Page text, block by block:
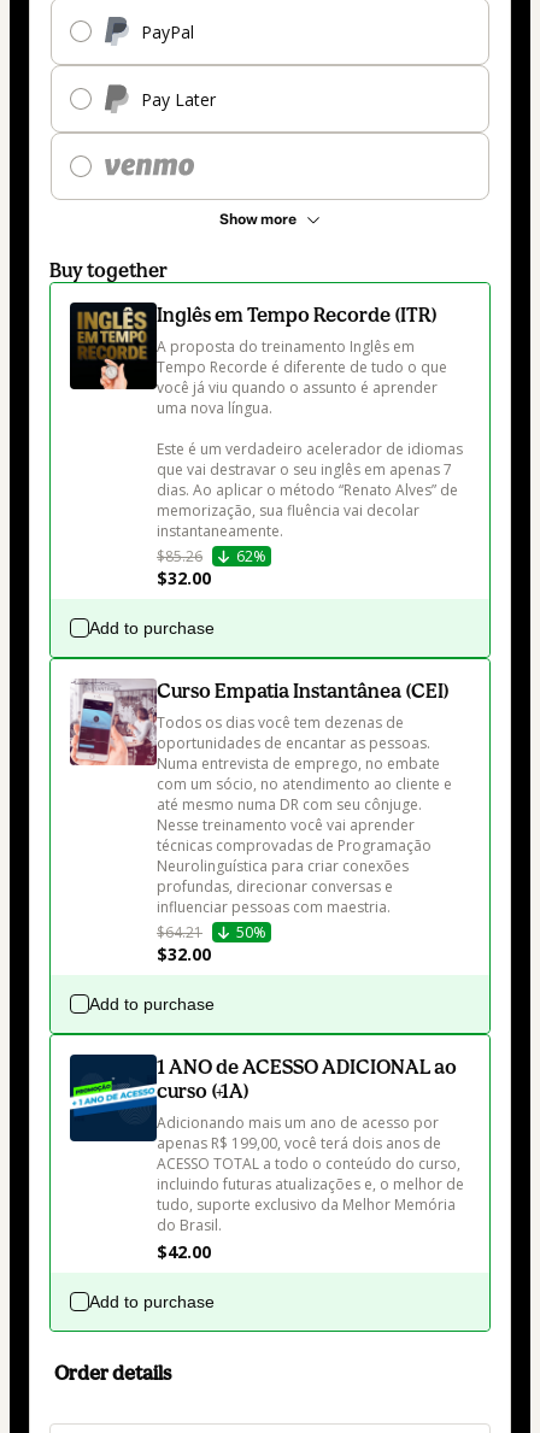
PayPal
Pay Later
Show more
Buy together
Inglês em Tempo Recorde (ITR)
A proposta do treinamento Inglês em
Tempo Recorde é diferente de tudo o que
você já viu quando o assunto é aprender
uma nova língua.
Este é um verdadeiro acelerador de idiomas
que vai destravar o seu inglês em apenas 7
dias. Ao aplicar o método “Renato Alves” de
memorização, sua fluência vai decolar
instantaneamente.
$85.26
62%
$32.00
Add to purchase
Curso Empatia Instantânea (CEI)
Todos os dias você tem dezenas de
oportunidades de encantar as pessoas.
Numa entrevista de emprego, no embate
com um sócio, no atendimento ao cliente e
até mesmo numa DR com seu cônjuge.
Nesse treinamento você vai aprender
técnicas comprovadas de Programação
Neurolinguística para criar conexões
profundas, direcionar conversas e
influenciar pessoas com maestria.
$64.21
50%
$32.00
Add to purchase
1 ANO de ACESSO ADICIONAL ao
curso (+1A)
Adicionando mais um ano de acesso por
apenas R$ 199,00, você terá dois anos de
ACESSO TOTAL a todo o conteúdo do curso,
incluindo futuras atualizações e, o melhor de
tudo, suporte exclusivo da Melhor Memória
do Brasil.
$42.00
Add to purchase
Order details